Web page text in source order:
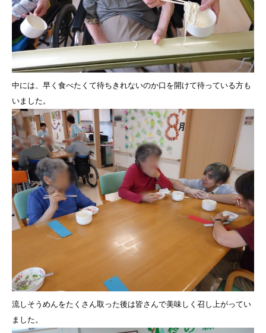
中には、早く食べたくて待ちきれないのか口を開けて待っている方も
いました。
流しそうめんをたくさん取った後は皆さんで美味しく召し上がってい
ました。